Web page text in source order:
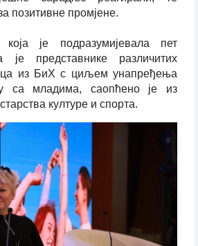
позитивне промјене.
је подразумијевала пет
је представнике различитих
из БиХ с циљем унапређења
са младима, саопћено је из
културе и спорта.